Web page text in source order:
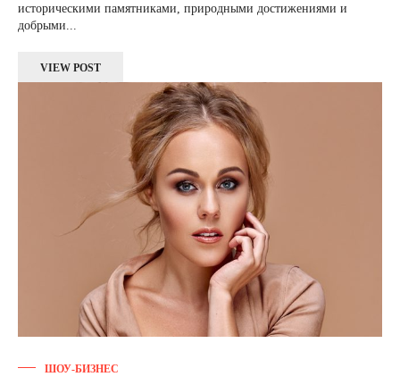
историческими памятниками, природными достижениями и
добрыми...
VIEW POST
ШОУ-БИЗНЕС